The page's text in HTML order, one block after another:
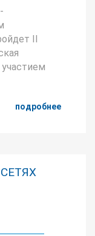
II
подробнее